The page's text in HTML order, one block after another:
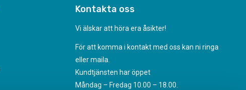
Kontakta oss
Vi älskar att höra era åsikter!
För att komma i kontakt med oss kan ni ringa
eller maila.
Kundtjänsten har öppet
Måndag – Fredag 10.00 – 18.00.